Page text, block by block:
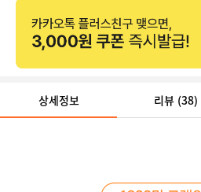
상세정보 리뷰 (38)